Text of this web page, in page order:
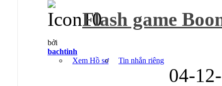
Flash game
bởi
bachtinh
Xem Hồ sơ
Tin nhắn riêng
04-